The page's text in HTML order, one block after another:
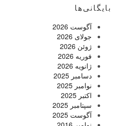
بایگانی‌ها
آگوست 2026
جولای 2026
ژوئن 2026
فوریه 2026
ژانویه 2026
دسامبر 2025
نوامبر 2025
اکتبر 2025
سپتامبر 2025
آگوست 2025